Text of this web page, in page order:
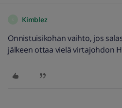
Kimblez
Onnistuisikohan vaihto, jos
jälkeen ottaa vielä virtajohdon